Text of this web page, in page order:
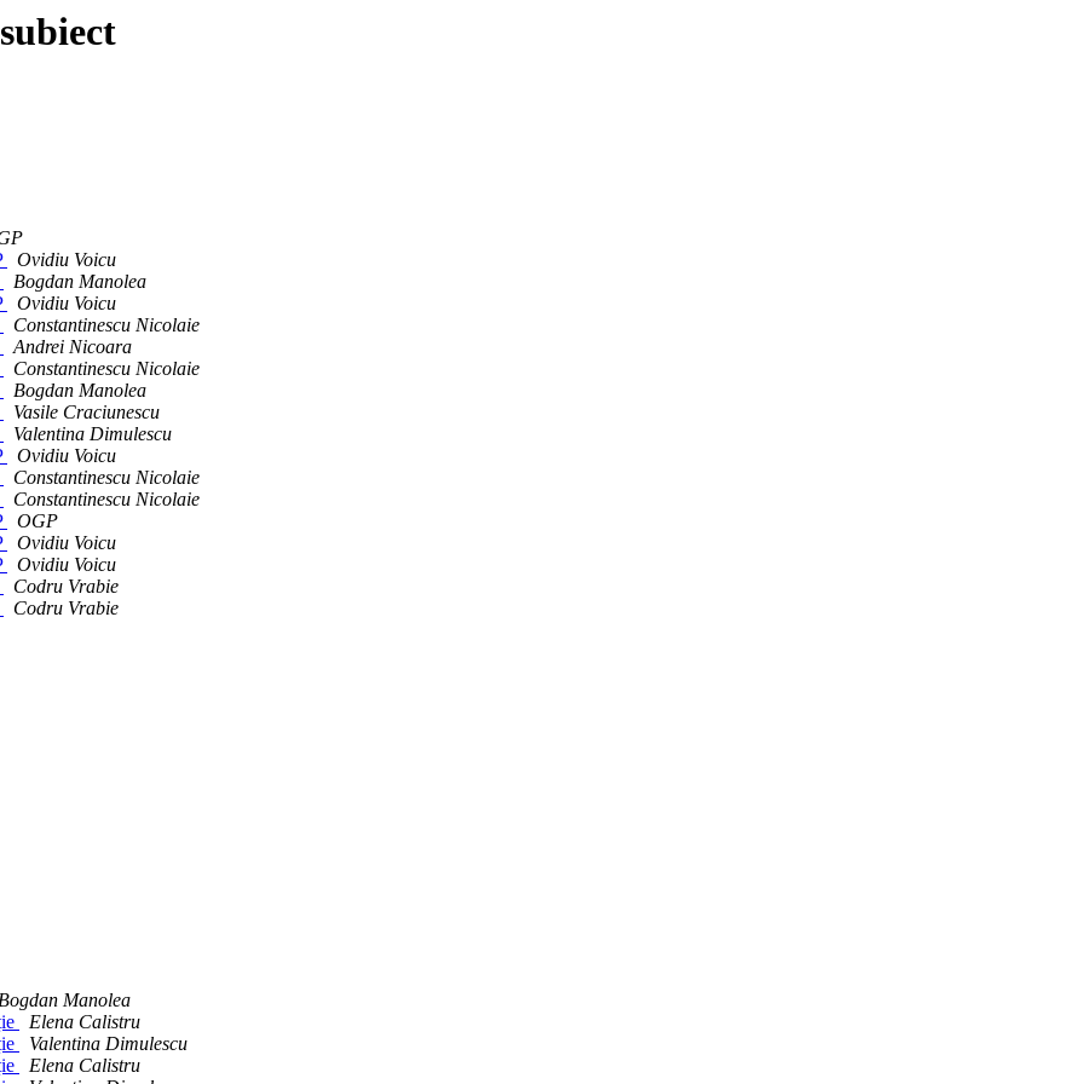
Ovidiu Voicu
Bogdan Manolea
Ovidiu Voicu
Constantinescu Nicolaie
Andrei Nicoara
Constantinescu Nicolaie
Bogdan Manolea
Vasile Craciunescu
Valentina Dimulescu
Ovidiu Voicu
Constantinescu Nicolaie
Constantinescu Nicolaie
OGP
Ovidiu Voicu
Ovidiu Voicu
Codru Vrabie
Codru Vrabie
Manolea
Elena Calistru
Valentina Dimulescu
Elena Calistru